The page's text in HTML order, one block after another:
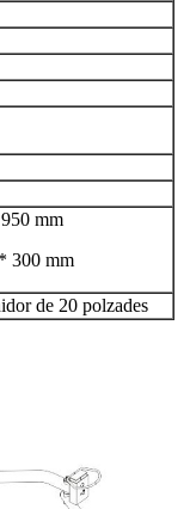
mm
300 mm
de 20 polzades